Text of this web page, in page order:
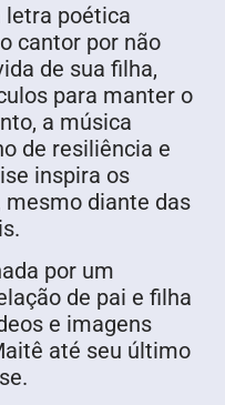
letra poética
cantor por não
de sua filha,
para manter o
a música
de resiliência e
inspira os
mesmo diante das
por um
de pai e filha
e imagens
até seu último